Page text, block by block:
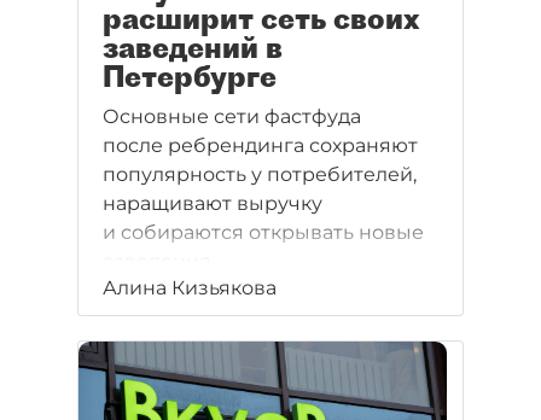
расширит сеть своих
заведений в
Петербурге
Основные сети фастфуда
после ребрендинга сохраняют
популярность у потребителей,
наращивают выручку
и собираются открывать новые
Алина Кизьякова